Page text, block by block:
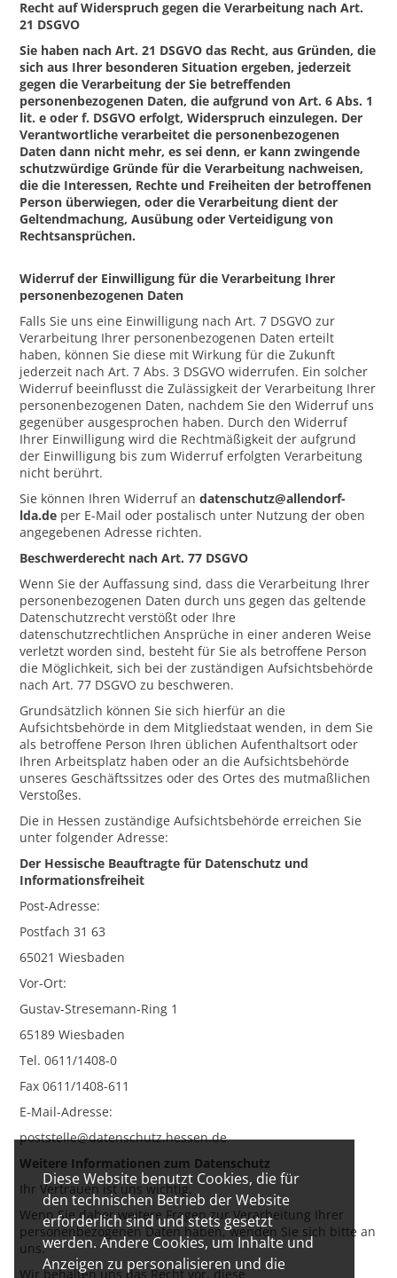
Diese Website benutzt Cookies, die für
den technischen Betrieb der Website
erforderlich sind und stets gesetzt
werden. Andere Cookies, um Inhalte und
Anzeigen zu personalisieren und die
Recht auf Widerspruch gegen die Verarbeitung nach Art.
21 DSGVO
Sie haben nach Art. 21 DSGVO das Recht, aus Gründen, die
sich aus Ihrer besonderen Situation ergeben, jederzeit
gegen die Verarbeitung der Sie betreffenden
personenbezogenen Daten, die aufgrund von Art. 6 Abs. 1
lit. e oder f. DSGVO erfolgt, Widerspruch einzulegen. Der
Verantwortliche verarbeitet die personenbezogenen
Daten dann nicht mehr, es sei denn, er kann zwingende
schutzwürdige Gründe für die Verarbeitung nachweisen,
die die Interessen, Rechte und Freiheiten der betroffenen
Person überwiegen, oder die Verarbeitung dient der
Geltendmachung, Ausübung oder Verteidigung von
Rechtsansprüchen.
Widerruf der Einwilligung für die Verarbeitung Ihrer
personenbezogenen Daten
Falls Sie uns eine Einwilligung nach Art. 7 DSGVO zur
Verarbeitung Ihrer personenbezogenen Daten erteilt
haben, können Sie diese mit Wirkung für die Zukunft
jederzeit nach Art. 7 Abs. 3 DSGVO widerrufen. Ein solcher
Widerruf beeinflusst die Zulässigkeit der Verarbeitung Ihrer
personenbezogenen Daten, nachdem Sie den Widerruf uns
gegenüber ausgesprochen haben. Durch den Widerruf
Ihrer Einwilligung wird die Rechtmäßigkeit der aufgrund
der Einwilligung bis zum Widerruf erfolgten Verarbeitung
nicht berührt.
Sie können Ihren Widerruf andatenschutz@allendorf-
lda.de per E-Mail oder postalisch unter Nutzung der oben
angegebenen Adresse richten.
Beschwerderecht nach Art. 77 DSGVO
Wenn Sie der Auffassung sind, dass die Verarbeitung Ihrer
personenbezogenen Daten durch uns gegen das geltende
Datenschutzrecht verstößt oder Ihre
datenschutzrechtlichen Ansprüche in einer anderen Weise
verletzt worden sind, besteht für Sie als betroffene Person
die Möglichkeit, sich bei der zuständigen Aufsichtsbehörde
nach Art. 77 DSGVO zu beschweren.
Grundsätzlich können Sie sich hierfür an die
Aufsichtsbehörde in dem Mitgliedstaat wenden, in dem Sie
als betroffene Person Ihren üblichen Aufenthaltsort oder
Ihren Arbeitsplatz haben oder an die Aufsichtsbehörde
unseres Geschäftssitzes oder des Ortes des mutmaßlichen
Verstoßes.
Die in Hessen zuständige Aufsichtsbehörde erreichen Sie
unter folgender Adresse:
Der Hessische Beauftragte für Datenschutz und
Informationsfreiheit
Post-Adresse:
Postfach 31 63
65021 Wiesbaden
Vor-Ort:
Gustav-Stresemann-Ring 1
65189 Wiesbaden
Tel. 0611/1408-0
Fax 0611/1408-611
E-Mail-Adresse:
poststelle@datenschutz.hessen.de
Weitere Informationen zum Datenschutz
Ihr Vertrauen ist uns wichtig.
Wenn Sie daher weitere Fragen zur Verarbeitung Ihrer
personenbezogenen Daten haben, wenden Sie sich bitte an
uns.
Wir behalten uns das Recht vor, diese